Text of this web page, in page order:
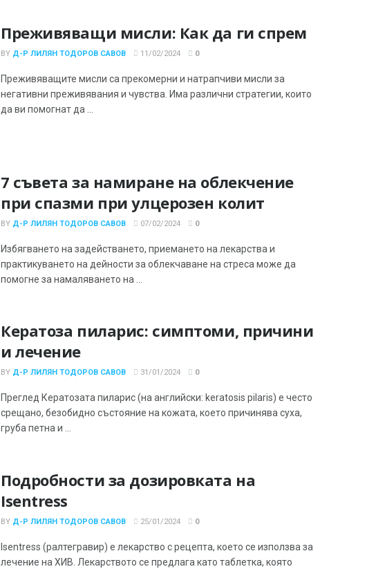
Преживяващи мисли: Как да ги спрем
BY Д-Р ЛИЛЯН ТОДОРОВ САВОВ 11/02/2024 0
Преживяващите мисли са прекомерни и натрапчиви мисли за
негативни преживявания и чувства. Има различни стратегии, които
да ви помогнат да ...
7 съвета за намиране на облекчение
при спазми при улцерозен колит
BY Д-Р ЛИЛЯН ТОДОРОВ САВОВ 07/02/2024 0
Избягването на задействането, приемането на лекарства и
практикуването на дейности за облекчаване на стреса може да
помогне за намаляването на ...
Кератоза пиларис: симптоми, причини
и лечение
BY Д-Р ЛИЛЯН ТОДОРОВ САВОВ 31/01/2024 0
Преглед Кератозата пиларис (на английски: keratosis pilaris) е често
срещано, безобидно състояние на кожата, което причинява суха,
груба петна и ...
Подробности за дозировката на
Isentress
BY Д-Р ЛИЛЯН ТОДОРОВ САВОВ 25/01/2024 0
Isentress (ралтегравир) е лекарство с рецепта, което се използва за
лечение на ХИВ. Лекарството се предлага като таблетка, която